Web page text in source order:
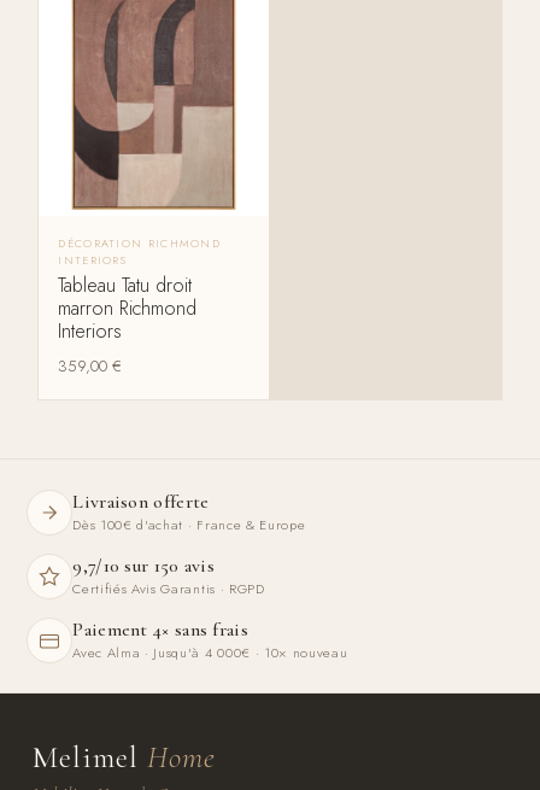
DÉCORATION RICHMOND
INTERIORS
Tableau Tatu droit
marron Richmond
Interiors
359,00€
Livraison offerte
Dès 100€ d'achat · France & Europe
9,7/10 sur 150 avis
Certifiés Avis Garantis · RGPD
Paiement 4× sans frais
Avec Alma · Jusqu'à 4 000€ · 10× nouveau
Melimel Home